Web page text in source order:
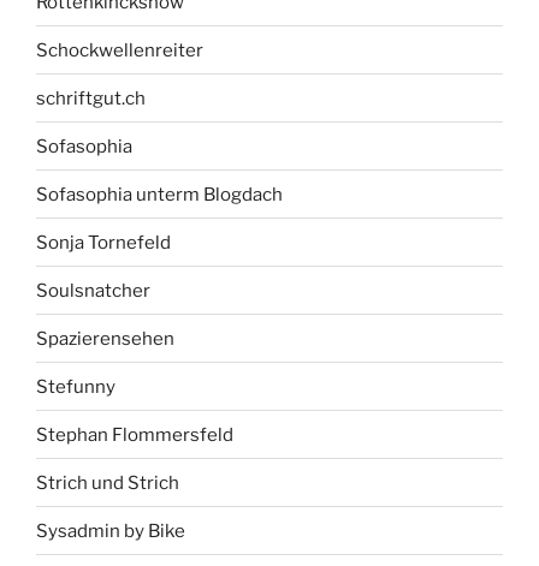
Schockwellenreiter
schriftgut.ch
Sofasophia
Sofasophia unterm Blogdach
Sonja Tornefeld
Soulsnatcher
Spazierensehen
Stefunny
Stephan Flommersfeld
Strich und Strich
Sysadmin by Bike